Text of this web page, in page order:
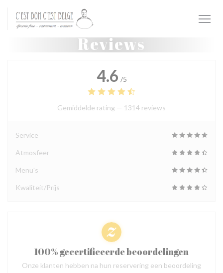
Reviews
4.6 /5
Gemiddelde rating — 1314 reviews
Service
Atmosfeer
Menu's
Kwaliteit/Prijs
100% gecertificeerde beoordelingen
Onze klanten hebben na hun reservering een beoordeling